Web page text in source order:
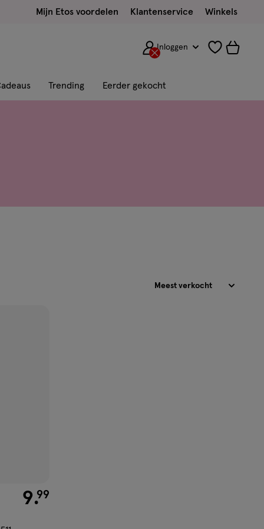
Mijn Etos voordelen Klantenservice Winkels
Inloggen
Trending Eerder gekocht
€ 9.99
9.99